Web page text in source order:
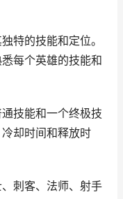
特的技能和定位。
每个英雄的技能和
技能和一个终极技
却时间和释放时
刺客、法师、射手